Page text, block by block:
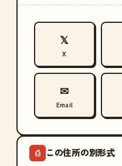
𝕏
X
✉
Email
⎙ この住所の別形式